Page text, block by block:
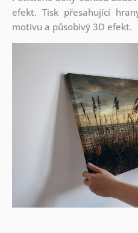
efekt. Tisk přesahující
motivu a působivý 3D efekt.